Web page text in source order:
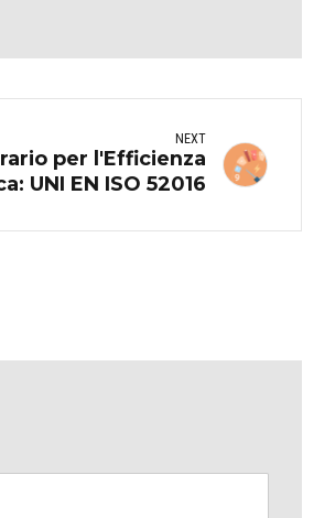
NEXT
per l'Efficienza
UNI EN ISO 52016